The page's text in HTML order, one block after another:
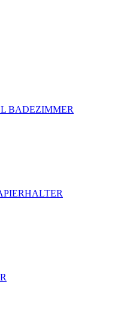
BADEZIMMER